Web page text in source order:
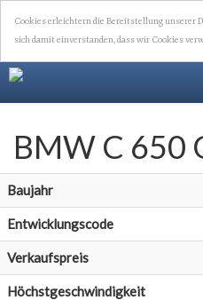
Cookies erleichtern die Bereitstellung unserer
sich damit einverstanden, dass wir Cookies
BMW C 650
Baujahr
Entwicklungscode
Verkaufspreis
Höchstgeschwindigkeit